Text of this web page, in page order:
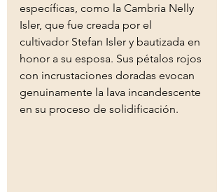
específicas, como la Cambria Nelly
Isler, que fue creada por el
cultivador Stefan Isler y bautizada en
honor a su esposa. Sus pétalos rojos
con incrustaciones doradas evocan
genuinamente la lava incandescente
en su proceso de solidificación.